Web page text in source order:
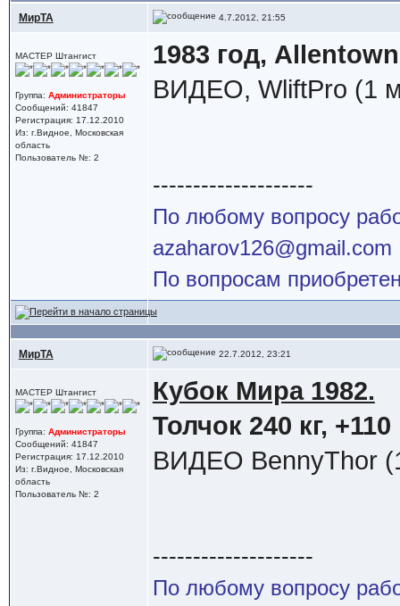
МирТА 4.7.2012, 21:55
МАСТЕР Штангист
Группа: Администраторы
Сообщений: 41847
Регистрация: 17.12.2010
Из: г.Видное, Московская
область
Пользователь №: 2
1983 год,
ВИДЕО, WliftPro (1
--------------------
По любому вопросу
azaharov126@gmail.com
По вопросам
МирТА 22.7.2012, 23:21
МАСТЕР Штангист
Группа: Администраторы
Сообщений: 41847
Регистрация: 17.12.2010
Из: г.Видное, Московская
область
Пользователь №: 2
Кубок Мира 1982.
Толчок 240 кг, +110
ВИДЕО BennyThor
--------------------
По любому вопросу